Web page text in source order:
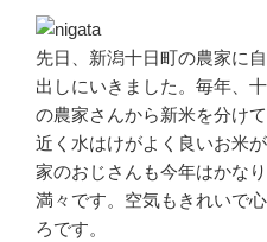
先日、新潟十日町の農家に
出しにいきました。毎年、
の農家さんから新米を分け
近く水はけがよく良いお米
家のおじさんも今年はかな
満々です。空気もきれいで
ろです。